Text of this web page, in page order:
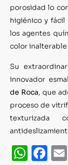
porosidad lo
higiénico y fácil
los agentes
color inalterable
Su
innovador
de Roca, que
proceso de